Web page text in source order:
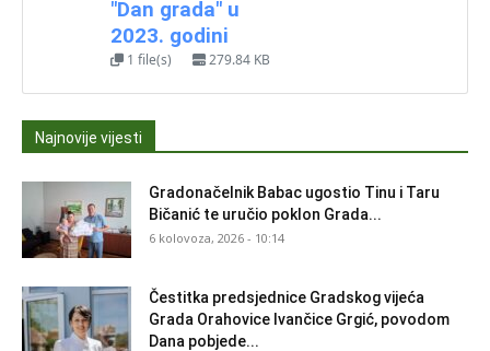
"Dan grada" u
2023. godini
1 file(s) 279.84 KB
Najnovije vijesti
Gradonačelnik Babac ugostio Tinu i Taru
Bičanić te uručio poklon Grada...
6 kolovoza, 2026 - 10:14
Čestitka predsjednice Gradskog vijeća
Grada Orahovice Ivančice Grgić, povodom
Dana pobjede...